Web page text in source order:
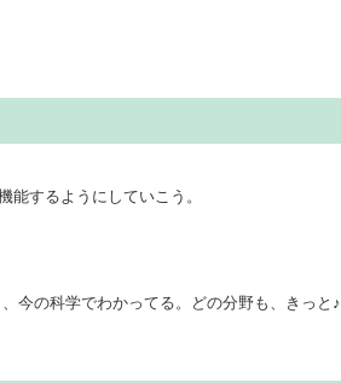
能するようにしていこう。
今の科学でわかってる。どの分野も、きっと♪